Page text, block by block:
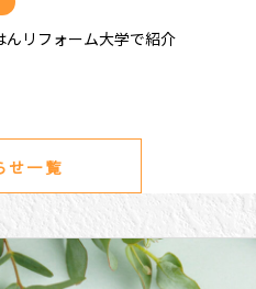
リフォーム大学で紹介
せ一覧